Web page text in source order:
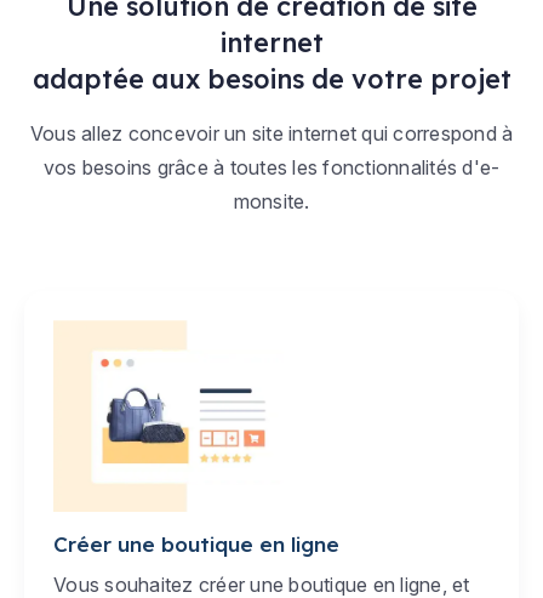
internet
adaptée aux besoins de votre projet
Vous allez concevoir un site internet qui correspond à
vos besoins grâce à toutes les fonctionnalités d'e-
monsite.
Créer une boutique en ligne
Vous souhaitez créer une boutique en ligne, et